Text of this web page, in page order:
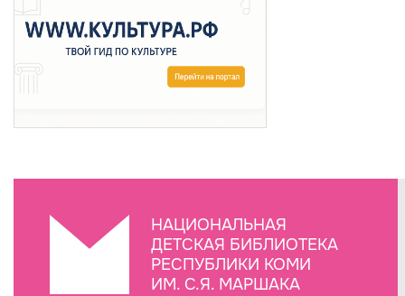
НАЦИОНАЛЬНАЯ
ДЕТСКАЯ БИБЛИОТЕКА
РЕСПУБЛИКИ КОМИ
ИМ. С.Я. МАРШАКА